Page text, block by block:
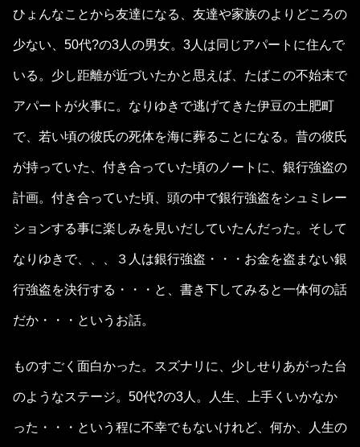
ひょんなことから友達になる、友達や家族のよりどころの
少ない、50代?の3人の男女。3人は同じアパートに住んで
いる。少し距離が近づいたかと思えば、たばこの不始末で
アパートが火事に。なりゆきで逃げてきた伊豆の土肥町
で、若い頃の彼氏の死体を海に葬ることになる。昔の彼氏
が持っていた、付き合っていた頃のノートに、銀行強盗の
計画。付き合っていた頃、頭の中で銀行強盗をシュミレー
ションする事に楽しみを見いだしていたんだった。そして
なりゆきで、、、３人は銀行強盗・・・お金を盗まない銀
行強盗を決行する・・・と、書き下してみると一体何の話
だか・・・というお話。
ものすごく面白かった。スズナリに、少しせりあがった台
のようなステージ。50代?の3人。人生、上手くいかなか
った・・・という程に不幸でもないけれど、何か、人生の